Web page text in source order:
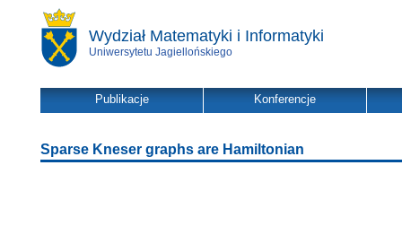
Wydział Matematyki i Informatyki
Uniwersytetu Jagiellońskiego
Publikacje Konferencje
Sparse Kneser graphs are Hamiltonian